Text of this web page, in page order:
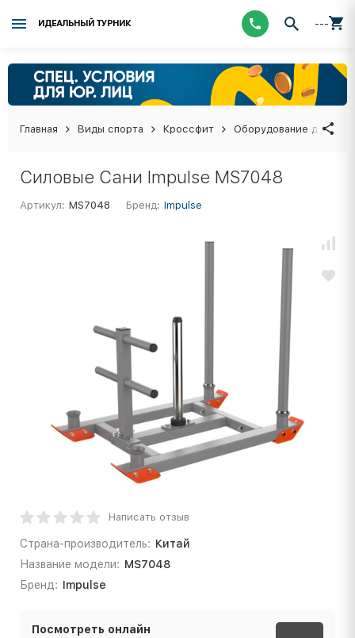
ИДЕАЛЬНЫЙ ТУРНИК ---
Главная Виды спорта Кроссфит Оборудование для
Силовые Сани Impulse MS7048
Артикул: MS7048 Бренд: Impulse
Написать отзыв
Страна-производитель: Китай
Название модели: MS7048
Бренд: Impulse
Посмотреть онлайн